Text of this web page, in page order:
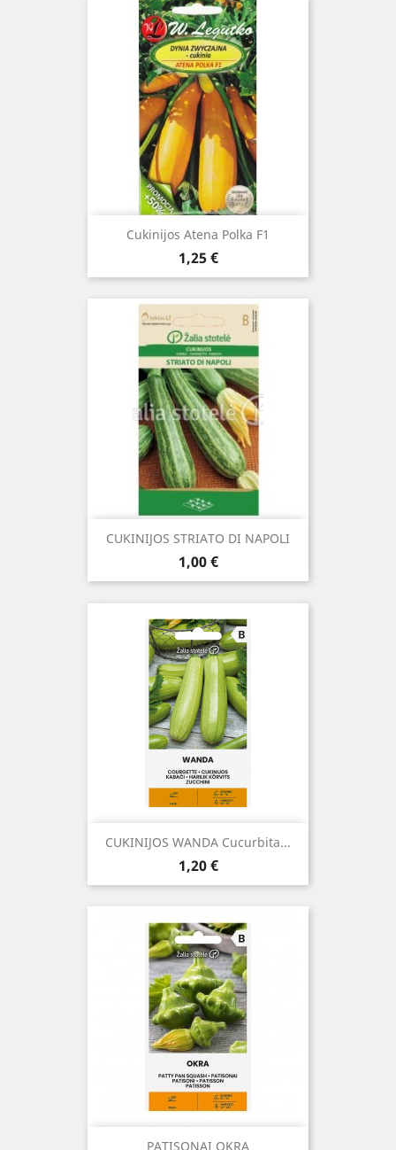
Cukinijos Atena Polka F1
Kaina
1,25 €
CUKINIJOS STRIATO DI NAPOLI
Kaina
1,00 €
CUKINIJOS WANDA Cucurbita...
Kaina
1,20 €
PATISONAI OKRA